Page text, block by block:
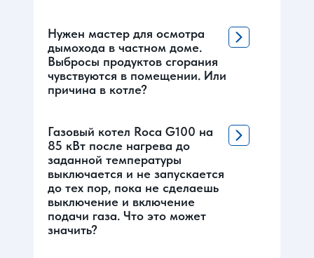
Нужен мастер для осмотра
дымохода в частном доме.
Выбросы продуктов сгорания
чувствуются в помещении. Или
причина в котле?
Газовый котел Roca G100 на
85 кВт после нагрева до
заданной температуры
выключается и не запускается
до тех пор, пока не сделаешь
выключение и включение
подачи газа. Что это может
значить?